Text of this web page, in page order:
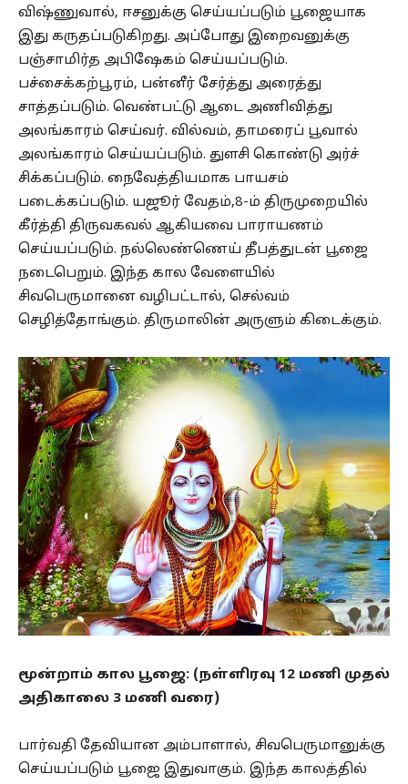
விஷ்ணுவால், ஈசனுக்கு செய்யப்படும் பூஜையாக
இது கருதப்படுகிறது. அப்போது இறைவனுக்கு
பஞ்சாமிர்த அபிஷேகம் செய்யப்படும்.
பச்சைக்கற்பூரம், பன்னீர் சேர்த்து அரைத்து
சாத்தப்படும். வெண்பட்டு ஆடை அணிவித்து
அலங்காரம் செய்வர். வில்வம், தாமரைப் பூவால்
அலங்காரம் செய்யப்படும். துளசி கொண்டு அர்ச்
சிக்கப்படும். நைவேத்தியமாக பாயசம்
படைக்கப்படும். யஜூர் வேதம்,8-ம் திருமுறையில்
கீர்த்தி திருவகவல் ஆகியவை பாராயணம்
செய்யப்படும். நல்லெண்ணெய் தீபத்துடன் பூஜை
நடைபெறும். இந்த கால வேளையில்
சிவபெருமானை வழிபட்டால், செல்வம்
செழித்தோங்கும். திருமாலின் அருளும் கிடைக்கும்.
மூன்றாம் கால பூஜை: (நள்ளிரவு 12 மணி முதல்
அதிகாலை 3 மணி வரை)
பார்வதி தேவியான அம்பாளால், சிவபெருமானுக்கு
செய்யப்படும் பூஜை இதுவாகும். இந்த காலத்தில்